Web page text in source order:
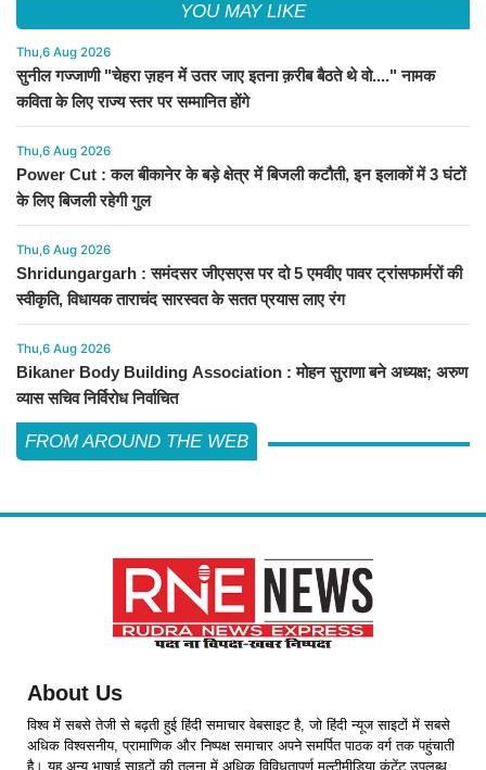
YOU MAY LIKE
Thu,6 Aug 2026
सुनील गज्जाणी "चेहरा ज़हन में उतर जाए इतना क़रीब बैठते थे वो...." नामक
कविता के लिए राज्य स्तर पर सम्मानित होंगे
Thu,6 Aug 2026
Power Cut : कल बीकानेर के बड़े क्षेत्र में बिजली कटौती, इन इलाकों में 3 घंटों
के लिए बिजली रहेगी गुल
Thu,6 Aug 2026
Shridungargarh : समंदसर जीएसएस पर दो 5 एमवीए पावर ट्रांसफार्मरों की
स्वीकृति, विधायक ताराचंद सारस्वत के सतत प्रयास लाए रंग
Thu,6 Aug 2026
Bikaner Body Building Association : मोहन सुराणा बने अध्यक्ष; अरुण
व्यास सचिव निर्विरोध निर्वाचित
FROM AROUND THE WEB
About Us
विश्व में सबसे तेजी से बढ़ती हुई हिंदी समाचार वेबसाइट है, जो हिंदी न्यूज साइटों में सबसे
अधिक विश्वसनीय, प्रामाणिक और निष्पक्ष समाचार अपने समर्पित पाठक वर्ग तक पहुंचाती
है। यह अन्य भाषाई साइटों की तुलना में अधिक विविधतापूर्ण मल्टीमीडिया कंटेंट उपलब्ध